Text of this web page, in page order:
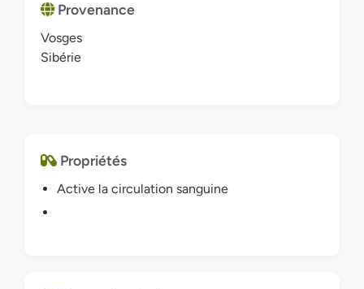
Provenance
Vosges
Sibérie
Propriétés
Active la circulation sanguine